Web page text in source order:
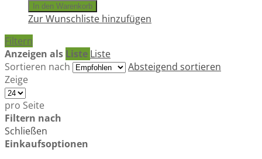
In den Warenkorb
Zur Wunschliste hinzufügen
Filtern
Anzeigen als Liste Liste
Sortieren nach
Absteigend sortieren
Zeige
pro Seite
Filtern nach
Schließen
Einkaufsoptionen